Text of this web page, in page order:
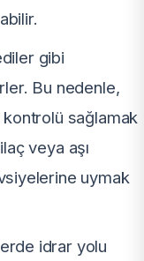
gibi
Bu nedenle,
sağlamak
veya aşı
uymak
idrar yolu